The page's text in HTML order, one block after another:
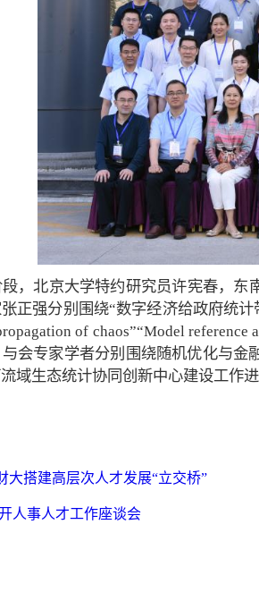
，北京大学特约研究员许宪春，
正强分别围绕“数字经济给政府统
of chaos”“Model
会专家学者分别围绕随机优化与
域生态统计协同创新中心建设工作
大搭建高层次人才发展“立交桥”
人事人才工作座谈会